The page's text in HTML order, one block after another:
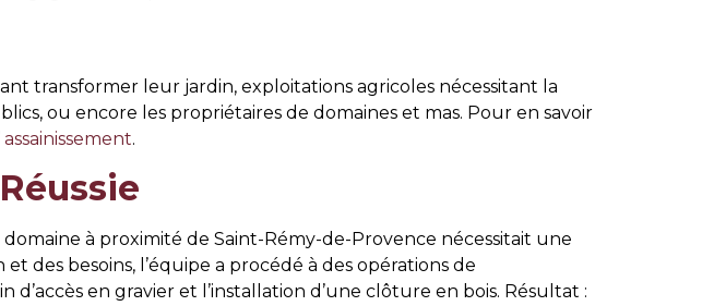
transformer leur jardin, exploitations agricoles nécessitant la
ou encore les propriétaires de domaines et mas. Pour en savoir
assainissement.
à proximité de Saint-Rémy-de-Provence nécessitait une
des besoins, l’équipe a procédé à des opérations de
en gravier et l’installation d’une clôture en bois. Résultat :